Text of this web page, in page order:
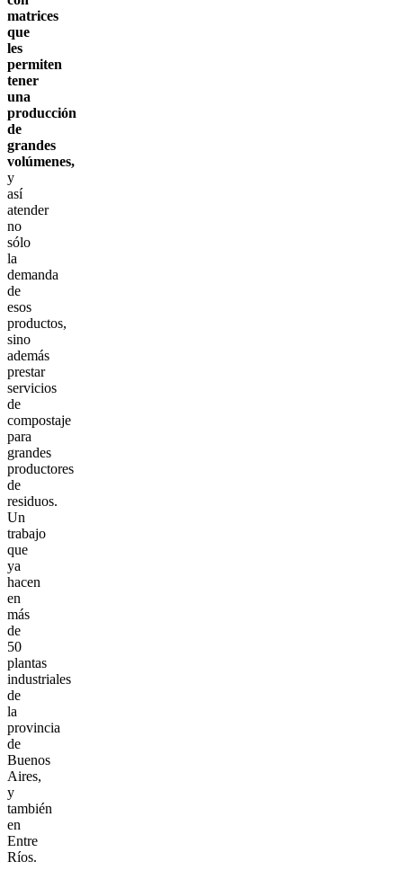
matrices
que
les
permiten
tener
una
producción
de
grandes
volúmenes,
y
así
atender
no
sólo
la
demanda
de
esos
productos,
sino
además
prestar
servicios
de
compostaje
para
grandes
productores
de
residuos.
Un
trabajo
que
ya
hacen
en
más
de
50
plantas
industriales
de
la
provincia
de
Buenos
Aires,
y
también
en
Entre
Ríos.